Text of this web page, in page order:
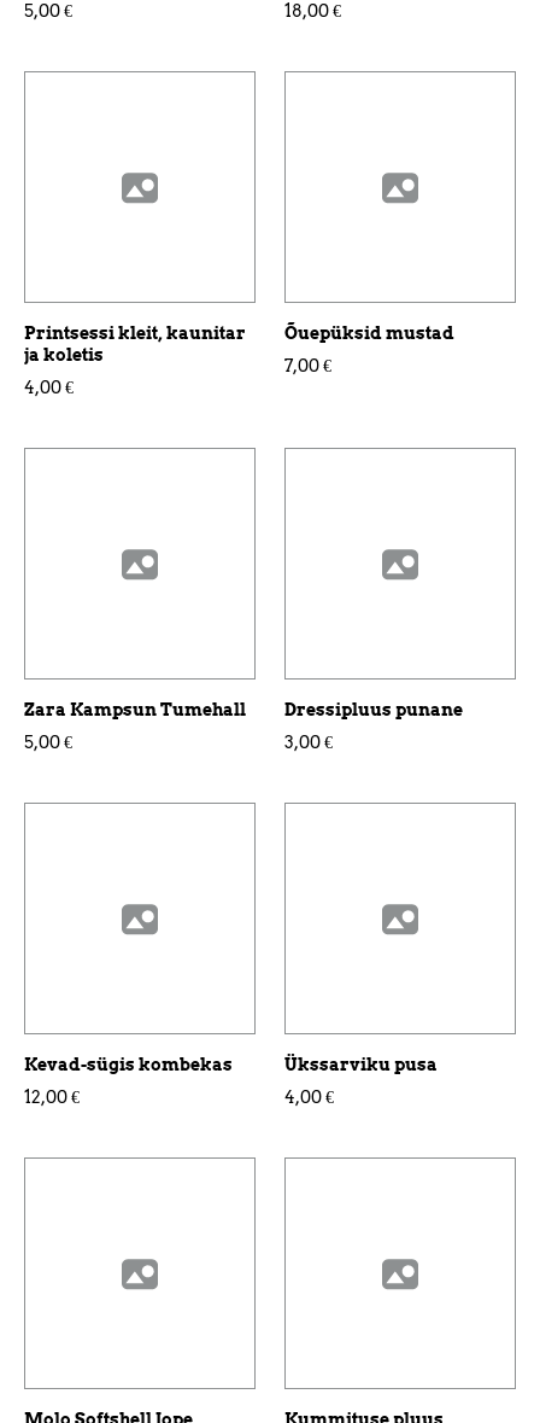
5,00 €
18,00 €
Printsessi kleit, kaunitar
ja koletis
4,00 €
Õuepüksid mustad
7,00 €
Zara Kampsun Tumehall
5,00 €
Dressipluus punane
3,00 €
Kevad-sügis kombekas
12,00 €
Ükssarviku pusa
4,00 €